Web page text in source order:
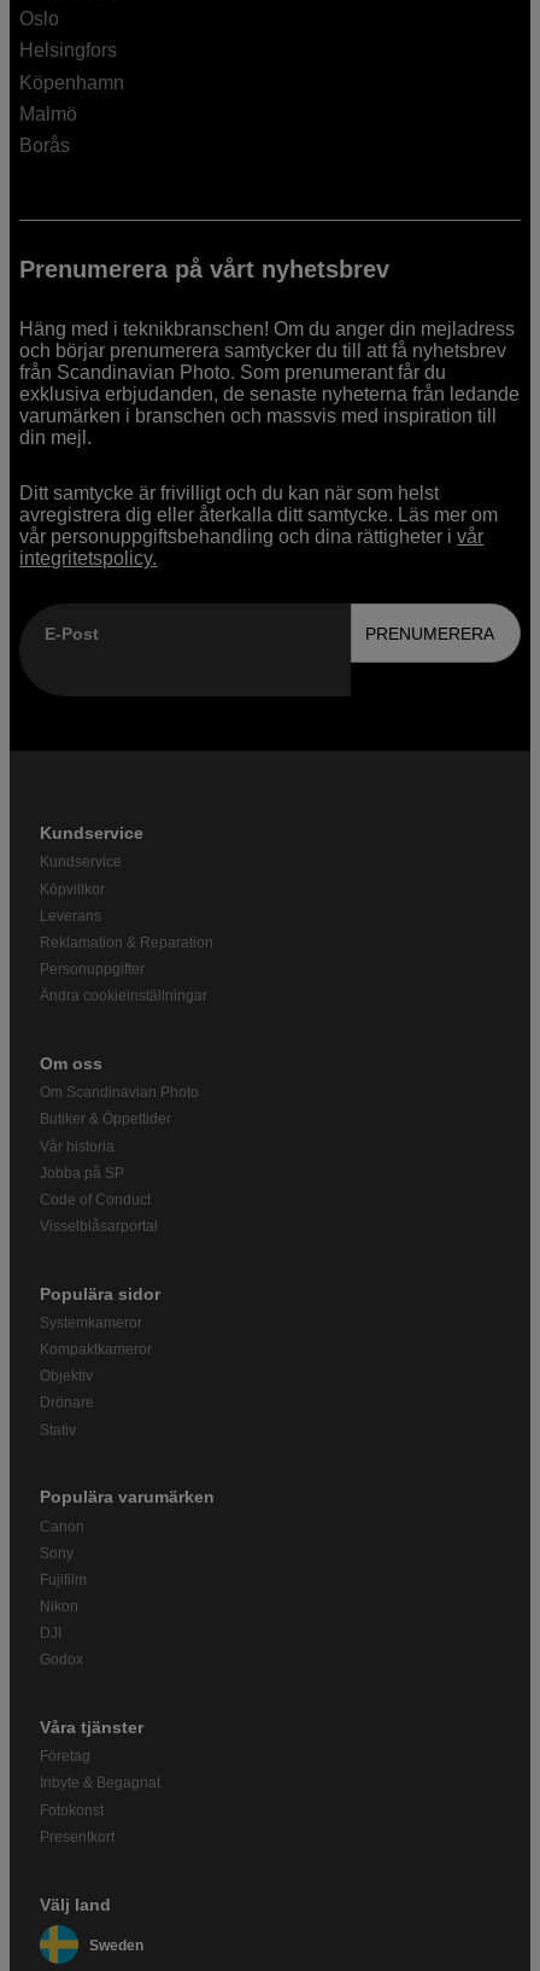
Oslo
Helsingfors
Köpenhamn
Malmö
Borås
Prenumerera på vårt nyhetsbrev
Häng med i teknikbranschen! Om du anger din mejladress
och börjar prenumerera samtycker du till att få nyhetsbrev
från Scandinavian Photo. Som prenumerant får du
exklusiva erbjudanden, de senaste nyheterna från ledande
varumärken i branschen och massvis med inspiration till
din mejl.
Ditt samtycke är frivilligt och du kan när som helst
avregistrera dig eller återkalla ditt samtycke. Läs mer om
vår personuppgiftsbehandling och dina rättigheter ivår
integritetspolicy.
E-Post PRENUMERERA
Kundservice
Kundservice
Köpvillkor
Leverans
Reklamation & Reparation
Personuppgifter
Ändra cookieinställningar
Om oss
Om Scandinavian Photo
Butiker & Öppettider
Vår historia
Jobba på SP
Code of Conduct
Visselblåsarportal
Populära sidor
Systemkameror
Kompaktkameror
Objektiv
Drönare
Stativ
Populära varumärken
Canon
Sony
Fujifilm
Nikon
DJI
Godox
Våra tjänster
Företag
Inbyte & Begagnat
Fotokonst
Presentkort
Välj land
Sweden